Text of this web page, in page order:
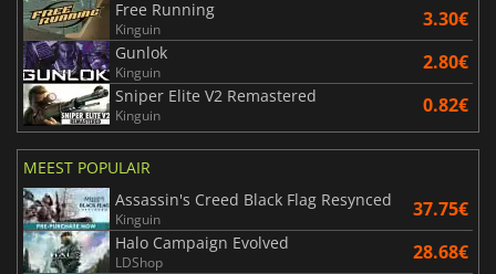
Free Running
Kinguin 3.30€
Gunlok
Kinguin 2.80€
Sniper Elite V2 Remastered
Kinguin 0.82€
MEEST POPULAIR
Assassin's Creed Black Flag Resynced
Kinguin 37.75€
Halo Campaign Evolved
LDShop 28.68€